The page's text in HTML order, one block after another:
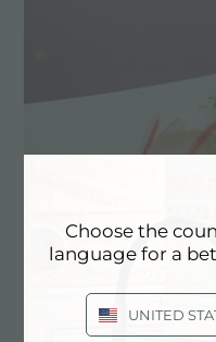
Choose the
language for a
UNITED